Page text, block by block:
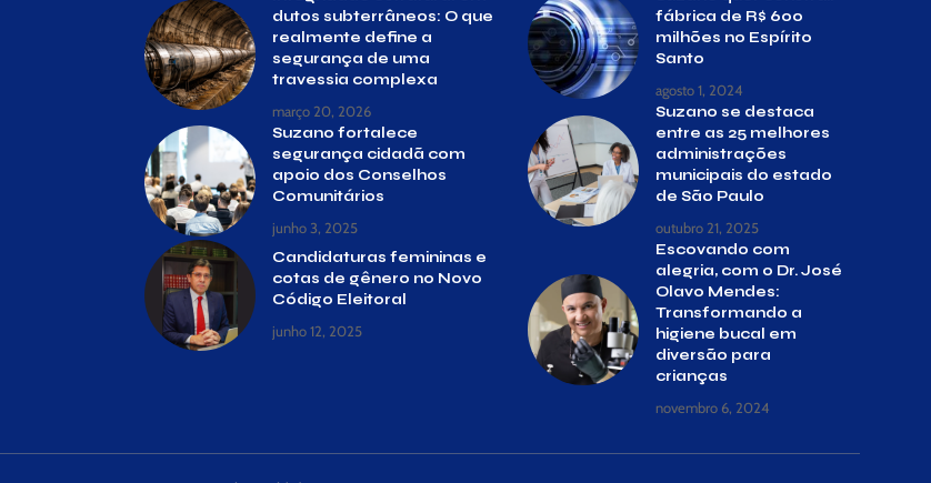
dutos subterrâneos: O que
realmente define a
segurança de uma
travessia complexa
março 20, 2026
Suzano fortalece
segurança cidadã com
apoio dos Conselhos
Comunitários
junho 3, 2025
Candidaturas femininas e
cotas de gênero no Novo
Código Eleitoral
junho 12, 2025
fábrica de R$ 600
milhões no Espírito
Santo
agosto 1, 2024
Suzano se destaca
entre as 25 melhores
administrações
municipais do estado
de São Paulo
outubro 21, 2025
Escovando com
alegria, com o Dr. José
Olavo Mendes:
Transformando a
higiene bucal em
diversão para
crianças
novembro 6, 2024